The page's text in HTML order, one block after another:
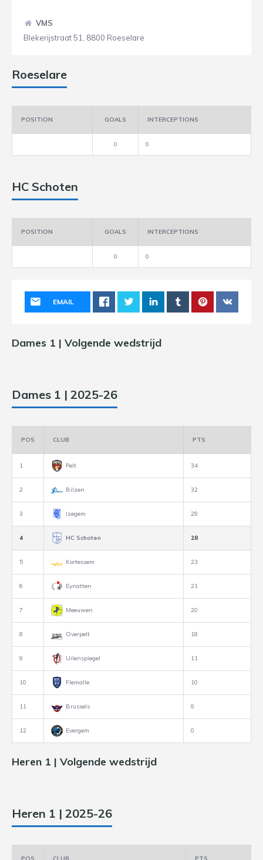
VMS
Blekerijstraat 51, 8800 Roeselare
Roeselare
POSITION GOALS INTERCEPTIONS
0 0
HC Schoten
POSITION GOALS INTERCEPTIONS
0 0
EMAIL
Dames 1 | Volgende wedstrijd
Dames 1 | 2025-26
POS CLUB PTS
1 Pelt 34
2 Bilzen 32
3 Izegem 28
4 HC Schoten 28
5 Kortessem 23
6 Eynatten 21
7 Meeuwen 20
8 Overpelt 18
9 Uilenspiegel 11
10 Flemalle 10
11 Brussels 9
12 Evergem 0
Heren 1 | Volgende wedstrijd
Heren 1 | 2025-26